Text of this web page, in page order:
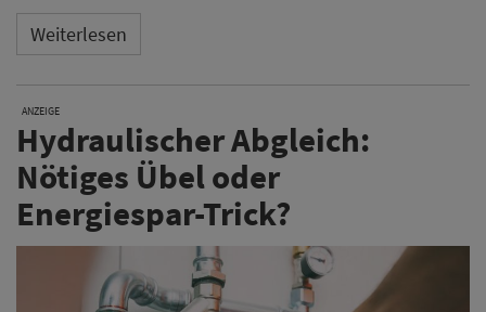
Weiterlesen
ANZEIGE
Hydraulischer Abgleich:
Nötiges Übel oder
Energiespar-Trick?